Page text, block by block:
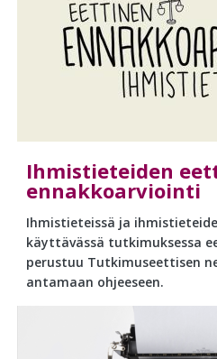
Ihmistieteiden
ennakkoarviointi
Ihmistieteissä ja
käyttävässä tutkimuksessa
perustuu Tutkimuseettisen
antamaan ohjeeseen.